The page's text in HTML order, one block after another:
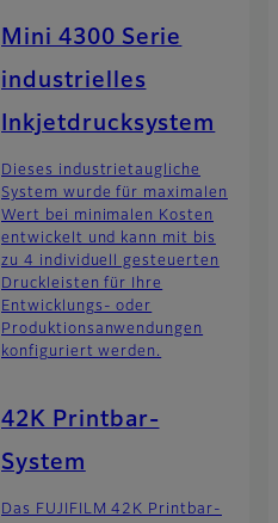
Mini 4300 Serie
industrielles
Inkjetdrucksystem
Dieses industrietaugliche
System wurde für maximalen
Wert bei minimalen Kosten
entwickelt und kann mit bis
zu 4 individuell gesteuerten
Druckleisten für Ihre
Entwicklungs- oder
Produktionsanwendungen
konfiguriert werden.
42K Printbar-
System
Das FUJIFILM 42K Printbar-